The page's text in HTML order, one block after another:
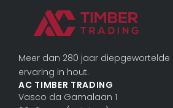
Meer dan 280 jaar diepgewortelde
ervaring in hout.
AC TIMBER TRADING
Vasco da Gama­laan 1